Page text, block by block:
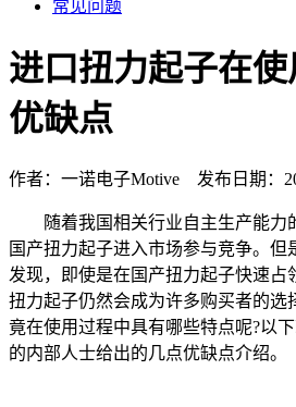
常见问题
进口扭力起子在
优缺点
作者：一诺电子Motive 发布日期：
随着我国相关行业自主生产能力
国产扭力起子进入市场参与竞争。但
发现，即使是在国产扭力起子快速占
扭力起子仍然会成为许多购买者的选
竟在使用过程中具有哪些特点呢?以
的内部人士给出的几点优缺点介绍。